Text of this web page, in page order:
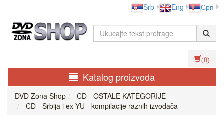
Srb Eng Срп
(0)
Katalog proizvoda
DVD Zona Shop
CD - OSTALE KATEGORIJE
CD - Srbija i ex-YU - kompilacije raznih izvođača